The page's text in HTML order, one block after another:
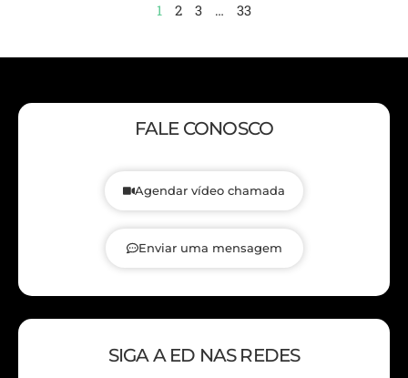
1 2 3 … 33
FALE CONOSCO
Agendar vídeo chamada
Enviar uma mensagem
SIGA A ED NAS REDES